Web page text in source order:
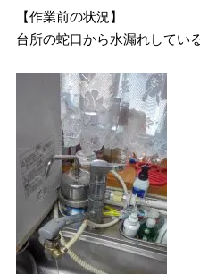
【作業前の状況】
台所の蛇口から水漏れしてい